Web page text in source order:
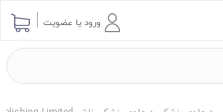
ورود یا عضویت